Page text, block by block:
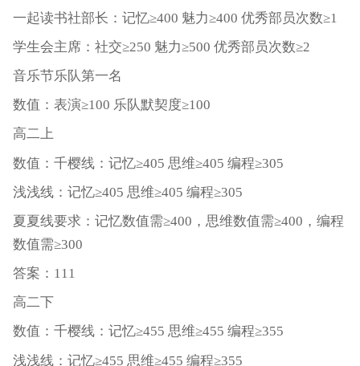
一起读书社部长：记忆≥400 魅力≥400 优秀部员次数≥1
学生会主席：社交≥250 魅力≥500 优秀部员次数≥2
音乐节乐队第一名
数值：表演≥100 乐队默契度≥100
高二上
数值：千樱线：记忆≥405 思维≥405 编程≥305
浅浅线：记忆≥405 思维≥405 编程≥305
夏夏线要求：记忆数值需≥400，思维数值需≥400，编程
数值需≥300
答案：111
高二下
数值：千樱线：记忆≥455 思维≥455 编程≥355
浅浅线：记忆≥455 思维≥455 编程≥355